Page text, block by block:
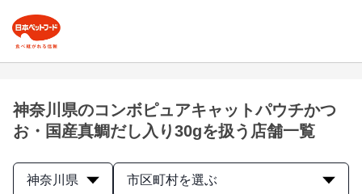
神奈川県のコンボピュアキャットパウチかつ
お・国産真鯛だし入り30gを扱う店舗一覧
神奈川県 市区町村を選ぶ